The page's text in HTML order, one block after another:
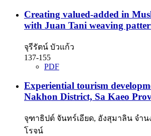
Creating valued-added in
with Juan Tani weaving
จุรีรัตน์ บัวแก้ว
137-155
PDF
Experiential tourism
Nakhon District, Sa Kaeo
จุฑาธิปต์ จันทร์เอียด, อังสุมาลิน จ
โรจน์